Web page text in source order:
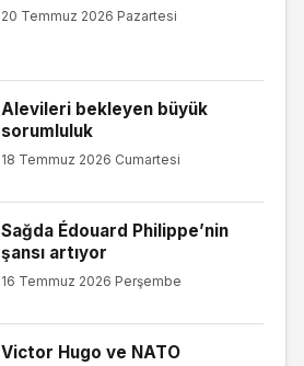
20 Temmuz 2026 Pazartesi
Alevileri bekleyen büyük
sorumluluk
18 Temmuz 2026 Cumartesi
Sağda Édouard Philippe’nin
şansı artıyor
16 Temmuz 2026 Perşembe
Victor Hugo ve NATO